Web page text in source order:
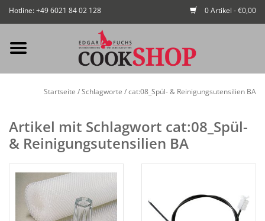
Hotline: +49 6021 84 02 128 0 Artikel - €0,00
Startseite
NEU
Gedeckter Tisch
Startseite /Schlagworte /cat:08_Spül- & Reinigungsutensilien BA
Artikel mit Schlagwort cat:08_Spül-
& Reinigungsutensilien BA